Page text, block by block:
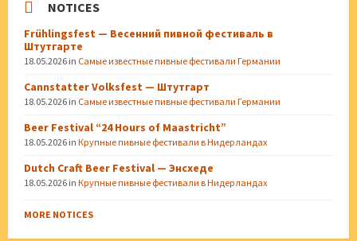
NOTICES
Frühlingsfest — Весенний пивной фестиваль в
Штутгарте
18.05.2026 in Самые известные пивные фестивали Германии
Cannstatter Volksfest — Штутгарт
18.05.2026 in Самые известные пивные фестивали Германии
Beer Festival “24 Hours of Maastricht”
18.05.2026 in Крупные пивные фестивали в Нидерландах
Dutch Craft Beer Festival — Энсхеде
18.05.2026 in Крупные пивные фестивали в Нидерландах
MORE NOTICES